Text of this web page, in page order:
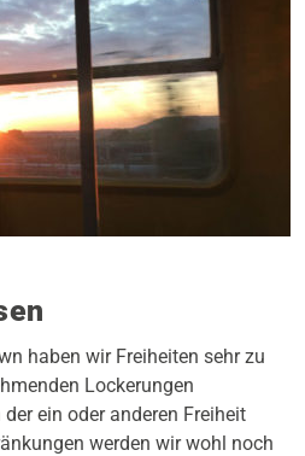
haben wir Freiheiten sehr zu
Lockerungen
ein oder anderen Freiheit
werden wir wohl noch